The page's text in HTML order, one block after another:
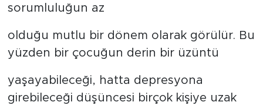
sorumluluğun az
olduğu mutlu bir dönem olarak görülür. Bu
yüzden bir çocuğun derin bir üzüntü
yaşayabileceği, hatta depresyona
girebileceği düşüncesi birçok kişiye uzak